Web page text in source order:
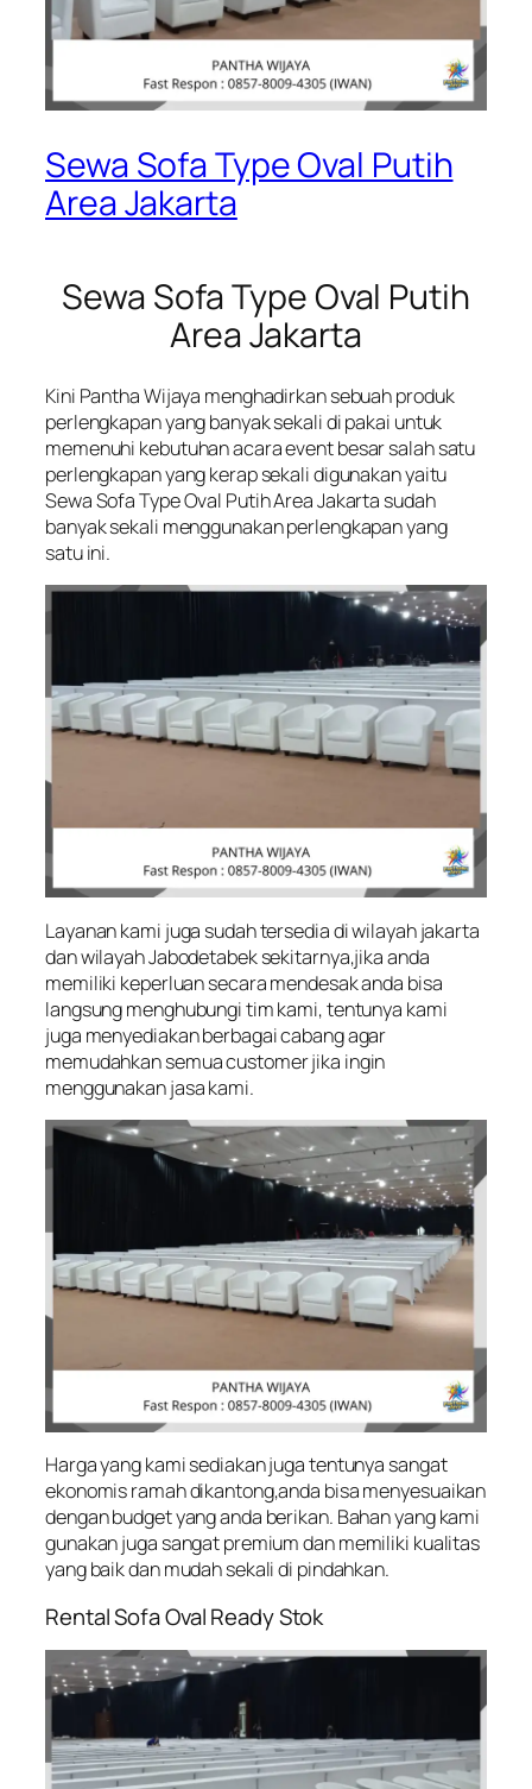
Sewa Sofa Type Oval Putih
Area Jakarta
Sewa Sofa Type Oval Putih
Area Jakarta
Kini Pantha Wijaya menghadirkan sebuah produk
perlengkapan yang banyak sekali di pakai untuk
memenuhi kebutuhan acara event besar salah satu
perlengkapan yang kerap sekali digunakan yaitu
Sewa Sofa Type Oval Putih Area Jakarta sudah
banyak sekali menggunakan perlengkapan yang
satu ini.
Layanan kami juga sudah tersedia di wilayah jakarta
dan wilayah Jabodetabek sekitarnya,jika anda
memiliki keperluan secara mendesak anda bisa
langsung menghubungi tim kami, tentunya kami
juga menyediakan berbagai cabang agar
memudahkan semua customer jika ingin
menggunakan jasa kami.
Harga yang kami sediakan juga tentunya sangat
ekonomis ramah dikantong,anda bisa menyesuaikan
dengan budget yang anda berikan. Bahan yang kami
gunakan juga sangat premium dan memiliki kualitas
yang baik dan mudah sekali di pindahkan.
Rental Sofa Oval Ready Stok